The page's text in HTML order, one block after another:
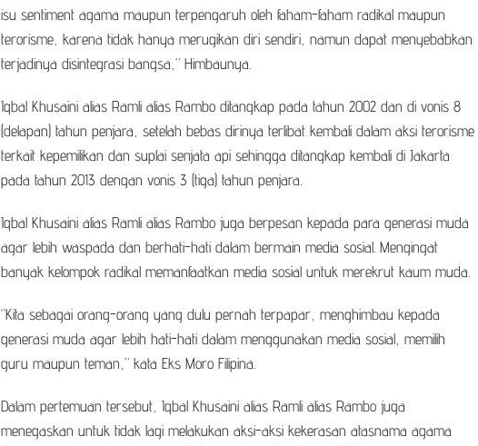
isu sentiment agama maupun terpengaruh oleh faham-faham radikal maupun
terorisme, karena tidak hanya merugikan diri sendiri, namun dapat menyebabkan
terjadinya disintegrasi bangsa,” Himbaunya.
Iqbal Khusaini alias Ramli alias Rambo ditangkap pada tahun 2002 dan di vonis 8
(delapan) tahun penjara, setelah bebas dirinya terlibat kembali dalam aksi terorisme
terkait kepemilikan dan suplai senjata api sehingga ditangkap kembali di Jakarta
pada tahun 2013 dengan vonis 3 (tiga) tahun penjara.
Iqbal Khusaini alias Ramli alias Rambo juga berpesan kepada para generasi muda
agar lebih waspada dan berhati-hati dalam bermain media sosial. Mengingat
banyak kelompok radikal memanfaatkan media sosial untuk merekrut kaum muda.
“Kita sebagai orang-orang yang dulu pernah terpapar, menghimbau kepada
generasi muda agar lebih hati-hati dalam menggunakan media sosial, memilih
guru maupun teman,” kata Eks Moro Filipina.
Dalam pertemuan tersebut, Iqbal Khusaini alias Ramli alias Rambo juga
menegaskan untuk tidak lagi melakukan aksi-aksi kekerasan atasnama agama